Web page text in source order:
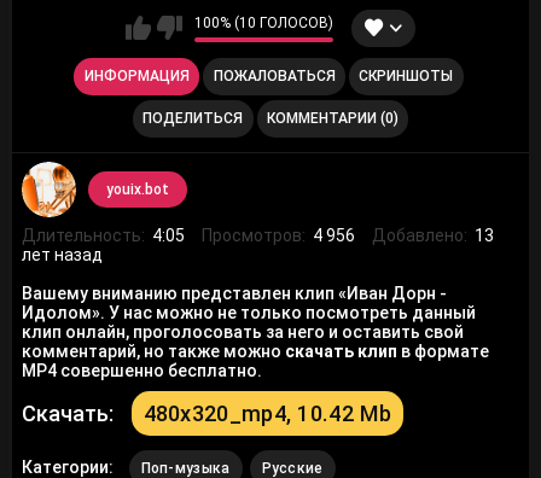
100% (10 ГОЛОСОВ)
ИНФОРМАЦИЯ ПОЖАЛОВАТЬСЯ СКРИНШОТЫ
ПОДЕЛИТЬСЯ КОММЕНТАРИИ (0)
youix.bot
Длительность: 4:05 Просмотров: 4 956 Добавлено: 13
лет назад
Вашему вниманию представлен клип «Иван Дорн -
Идолом». У нас можно не только посмотреть данный
клип онлайн, проголосовать за него и оставить свой
комментарий, но также можно скачать клип в формате
MP4 совершенно бесплатно.
Скачать: 480x320_mp4, 10.42 Mb
Категории: Поп-музыка Русские